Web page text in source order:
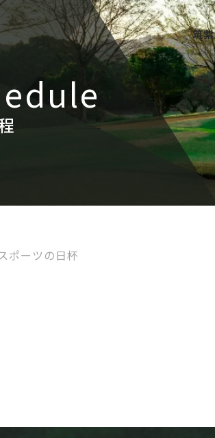
筑
ポーツの日杯